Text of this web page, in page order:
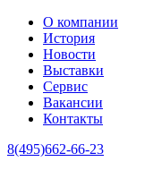
О компании
История
Новости
Выставки
Сервис
Вакансии
Контакты
8(495)662-66-23